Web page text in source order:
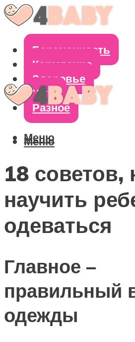
Беременность
Кормление
Здоровье
Уход
Разное
Меню
Меню
18 советов,
научить
одеваться
Главное –
правильный
одежды